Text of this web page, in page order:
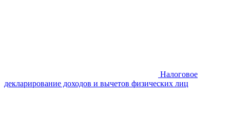
Налоговое
декларирование доходов и вычетов физических лиц